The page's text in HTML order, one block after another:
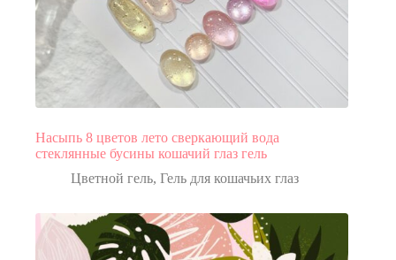
Насыпь 8 цветов лето сверкающий вода
стеклянные бусины кошачий глаз гель
Цветной гель, Гель для кошачьих глаз